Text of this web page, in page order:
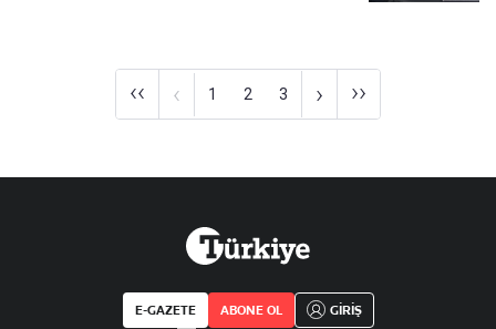
‹‹ ‹ 1 2 3 › ››
E-GAZETE ABONE OL GİRİŞ